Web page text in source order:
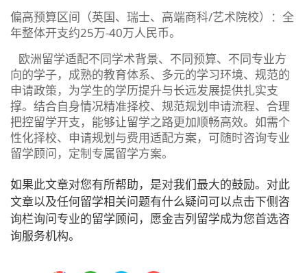
偏高预算区间（英国、瑞士、高端商科/艺术院校）：全
年整体开支约25万-40万人民币。
欧洲留学适配不同学术背景、不同预算、不同专业方
向的学子，成熟的教育体系、多元的学习环境、规范的
申请政策，为学生的学历提升与长远发展提供扎实支
撑。结合自身情况精准择校、规范规划申请流程、合理
把控留学开支，能够让留学之路更加顺畅高效。如需个
性化择校、申请规划与费用适配方案，可随时咨询专业
留学顾问，定制专属留学方案。
如果此文章对您有所帮助，是对我们最大的鼓励。对此
文章以及任何留学相关问题有什么疑问可以点击下侧咨
询栏询问专业的留学顾问，愿金吉列留学成为您首选咨
询服务机构。